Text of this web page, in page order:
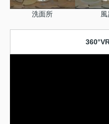
洗面所 風